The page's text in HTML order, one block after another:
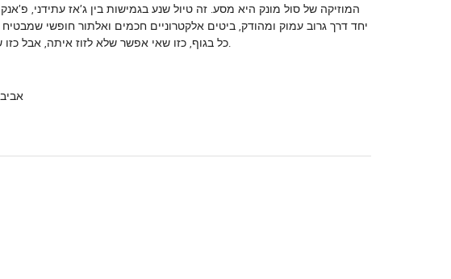
המוזיקה של סול מונק היא מסע. זה טיול שנע בגמישות בין ג'אז עתידני,
יחד דרך גרוב עמוק ומהודק, ביטים אלקטרוניים חכמים ואלתור חופשי
כל בגוף, כזו שאי אפשר שלא לזוז איתה, אבל כזו שיש לה גם המון עומק ואינטליגנציה להציע למי שמקשיב היטב.